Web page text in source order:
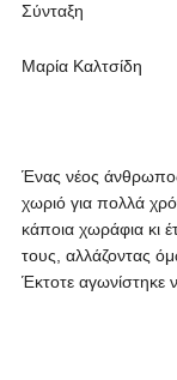
Σύνταξη
Μαρία Καλτσίδη
Ένας νέος
χωριό για πολλά
κάποια χωράφια κι
τους, αλλάζοντας
Έκτοτε αγωνίστηκε